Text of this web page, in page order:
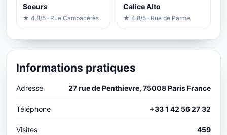
Soeurs
★ 4.8/5 · Rue Cambacérès
Calice Alto
★ 4.8/5 · Rue de Parme
Informations pratiques
Adresse 27 rue de Penthievre, 75008 Paris France
Téléphone +33 1 42 56 27 32
Visites 459